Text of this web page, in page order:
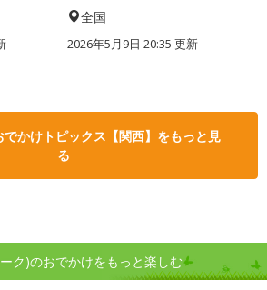
全国
2026年5月9日 20:35 更新
でかけトピックス【関西】をもっと見
る
ク)のおでかけをもっと楽しむ